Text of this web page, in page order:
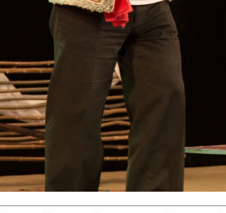
Приднестровского цирка"
Участники фестиваля:
Образцовый эстрадно-цирковой
Протягайловка, г. Бендеры , руководитель
Народный цирковой клоунский
досуговый центр «Шелковик» г.Бендеры,
культуры Приднестровской Молдавской
Олег Степанович Райлян;
Народный цирковой коллектив
Григориопольского района,
Приднестровской Молдавской Республики